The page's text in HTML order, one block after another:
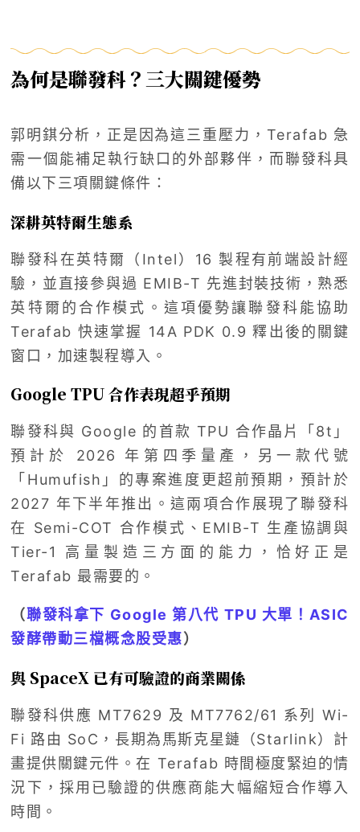
為何是聯發科？三大關鍵優勢
郭明錤分析，正是因為這三重壓力，Terafab 急
需一個能補足執行缺口的外部夥伴，而聯發科具
備以下三項關鍵條件：
深耕英特爾生態系
聯發科在英特爾（Intel）16 製程有前端設計經
驗，並直接參與過 EMIB-T 先進封裝技術，熟悉
英特爾的合作模式。這項優勢讓聯發科能協助
Terafab 快速掌握 14A PDK 0.9 釋出後的關鍵
窗口，加速製程導入。
Google TPU 合作表現超乎預期
聯發科與 Google 的首款 TPU 合作晶片「8t」
預計於 2026 年第四季量產，另一款代號
「Humufish」的專案進度更超前預期，預計於
2027 年下半年推出。這兩項合作展現了聯發科
在 Semi-COT 合作模式、EMIB-T 生產協調與
Tier-1 高量製造三方面的能力，恰好正是
Terafab 最需要的。
（聯發科拿下 Google 第八代 TPU 大單！ASIC
發酵帶動三檔概念股受惠）
與 SpaceX 已有可驗證的商業關係
聯發科供應 MT7629 及 MT7762/61 系列 Wi-
Fi 路由 SoC，長期為馬斯克星鏈（Starlink）計
畫提供關鍵元件。在 Terafab 時間極度緊迫的情
況下，採用已驗證的供應商能大幅縮短合作導入
時間。